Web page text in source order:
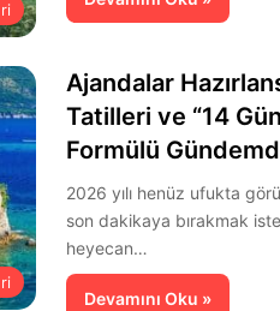
Ajandalar
Tatilleri ve “14
Formülü
2026 yılı henüz ufukta
son dakikaya bırakmak
heyecan…
Devamını Oku »